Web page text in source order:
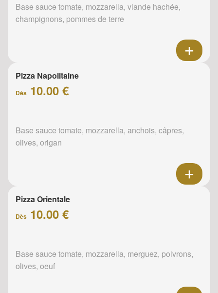
Base sauce tomate, mozzarella, viande hachée,
champignons, pommes de terre
Pizza Napolitaine
Dès 10.00 €
Base sauce tomate, mozzarella, anchois, câpres,
olives, origan
Pizza Orientale
Dès 10.00 €
Base sauce tomate, mozzarella, merguez, poivrons,
olives, oeuf